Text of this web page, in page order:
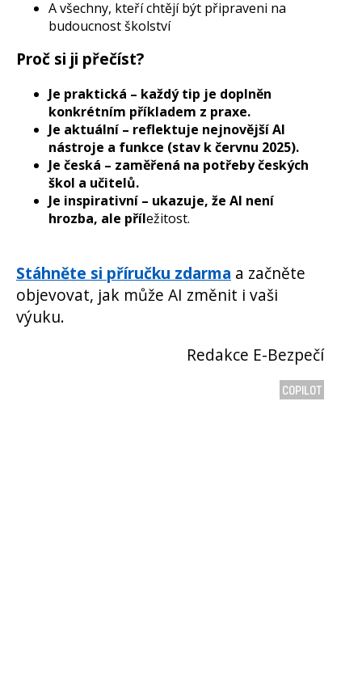
A všechny, kteří chtějí být připraveni na
budoucnost školství
Proč si ji přečíst?
Je praktická – každý tip je doplněn
konkrétním příkladem z praxe.
Je aktuální – reflektuje nejnovější AI
nástroje a funkce (stav k červnu 2025).
Je česká – zaměřená na potřeby českých
škol a učitelů.
Je inspirativní – ukazuje, že AI není
hrozba, ale příležitost.
Stáhněte si příručku zdarma a začněte
objevovat, jak může AI změnit i vaši
výuku.
Redakce E-Bezpečí
COPILOT